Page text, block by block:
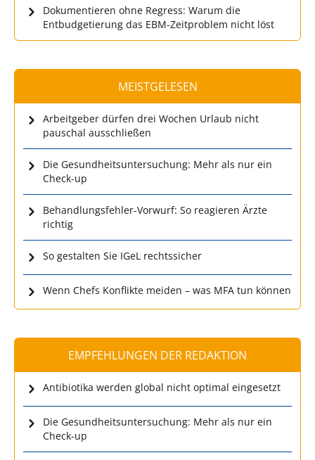
Dokumentieren ohne Regress: Warum die
Entbudgetierung das EBM-Zeitproblem nicht löst
MEISTGELESEN
Arbeitgeber dürfen drei Wochen Urlaub nicht
pauschal ausschließen
Die Gesundheitsuntersuchung: Mehr als nur ein
Check-up
Behandlungsfehler-Vorwurf: So reagieren Ärzte
richtig
So gestalten Sie IGeL rechtssicher
Wenn Chefs Konflikte meiden – was MFA tun können
EMPFEHLUNGEN DER REDAKTION
Antibiotika werden global nicht optimal eingesetzt
Die Gesundheitsuntersuchung: Mehr als nur ein
Check-up